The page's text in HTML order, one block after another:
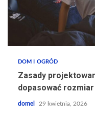
DOM I OGRÓD
Zasady
dopasować rozmiar
domel 29 kwietnia, 2026